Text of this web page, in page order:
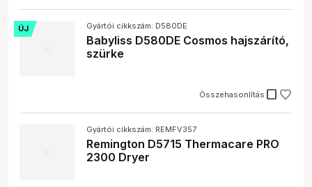
ÚJ Gyártói cikkszám: D580DE
Babyliss D580DE Cosmos hajszárító,
szürke
Összehasonlítás check_box_outline_blank
Gyártói cikkszám: REMFV357
Remington D5715 Thermacare PRO
2300 Dryer